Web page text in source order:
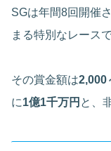
SGは年間8回開催
まる特別なレースで
その賞金額は2,000
に1億1千万円 と、